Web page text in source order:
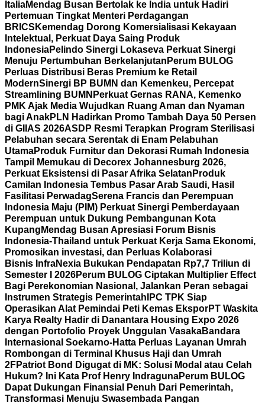
ItaliaMendag Busan Bertolak ke India untuk Hadiri
Pertemuan Tingkat Menteri Perdagangan
BRICS Kemendag Dorong Komersialisasi Kekayaan
Intelektual, Perkuat Daya Saing Produk
IndonesiaPelindo Sinergi Lokaseva Perkuat Sinergi
Menuju Pertumbuhan Berkelanjutan Perum BULOG
Perluas Distribusi Beras Premium ke Retail
ModernSinergi BP BUMN dan Kemenkeu, Percepat
Streamlining BUMN Perkuat Gernas RANA, Kemenko
PMK Ajak Media Wujudkan Ruang Aman dan Nyaman
bagi AnakPLN Hadirkan Promo Tambah Daya 50 Persen
di GIIAS 2026ASDP Resmi Terapkan Program Sterilisasi
Pelabuhan secara Serentak di Enam Pelabuhan
UtamaProduk Furnitur dan Dekorasi Rumah Indonesia
Tampil Memukau di Decorex Johannesburg 2026,
Perkuat Eksistensi di Pasar Afrika Selatan Produk
Camilan Indonesia Tembus Pasar Arab Saudi, Hasil
Fasilitasi PerwadagSerena Francis dan Perempuan
Indonesia Maju (PIM) Perkuat Sinergi Pemberdayaan
Perempuan untuk Dukung Pembangunan Kota
Kupang Mendag Busan Apresiasi Forum Bisnis
Indonesia-Thailand untuk Perkuat Kerja Sama Ekonomi,
Promosikan investasi, dan Perluas Kolaborasi
Bisnis InfraNexia Bukukan Pendapatan Rp7,7 Triliun di
Semester I 2026Perum BULOG Ciptakan Multiplier Effect
Bagi Perekonomian Nasional, Jalankan Peran sebagai
Instrumen Strategis Pemerintah IPC TPK Siap
Operasikan Alat Pemindai Peti Kemas EksporPT Waskita
Karya Realty Hadir di Danantara Housing Expo 2026
dengan Portofolio Proyek Unggulan VasakaBandara
Internasional Soekarno-Hatta Perluas Layanan Umrah
Rombongan di Terminal Khusus Haji dan Umrah
2FPatriot Bond Digugat di MK: Solusi Modal atau Celah
Hukum? Ini Kata Prof Henry IndragunaPerum BULOG
Dapat Dukungan Finansial Penuh Dari Pemerintah,
Transformasi Menuju Swasembada Pangan